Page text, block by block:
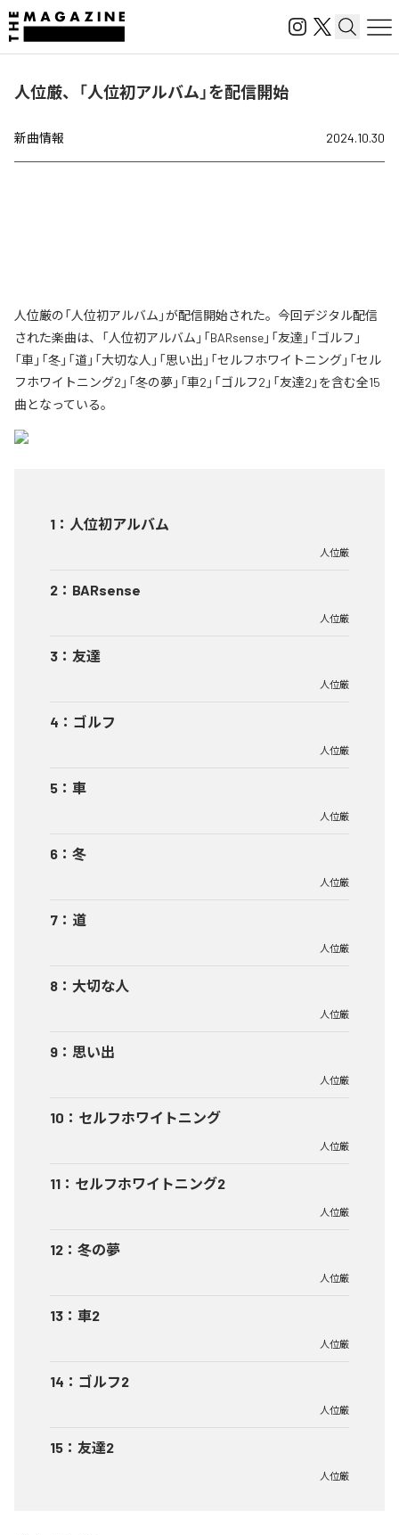
人位厳、「人位初アルバム」を配信開始
新曲情報 2024.10.30
人位厳の「人位初アルバム」が配信開始された。今回デジタル配信
された楽曲は、「人位初アルバム」「BARsense」「友達」「ゴルフ」
「車」「冬」「道」「大切な人」「思い出」「セルフホワイトニング」「セル
フホワイトニング2」「冬の夢」「車2」「ゴルフ2」「友達2」を含む全15
曲となっている。
1 ： 人位初アルバム
人位厳
2 ： BARsense
人位厳
3 ： 友達
人位厳
4 ： ゴルフ
人位厳
5 ： 車
人位厳
6 ： 冬
人位厳
7 ： 道
人位厳
8 ： 大切な人
人位厳
9 ： 思い出
人位厳
10 ： セルフホワイトニング
人位厳
11 ： セルフホワイトニング2
人位厳
12 ： 冬の夢
人位厳
13 ： 車2
人位厳
14 ： ゴルフ2
人位厳
15 ： 友達2
人位厳